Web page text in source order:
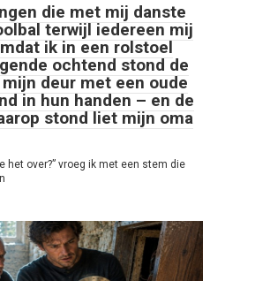
die met mij danste
terwijl iedereen mij
ik in een rolstoel
ochtend stond de
deur met een oude
in hun handen – en de
stond liet mijn oma
het over?” vroeg ik met een stem die